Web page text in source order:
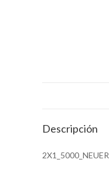
Descripción
2X1_5000_NEUER